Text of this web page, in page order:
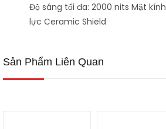
Độ sáng tối đa: 2000 nits Mặt
lực Ceramic Shield
Sản Phẩm Liên Quan